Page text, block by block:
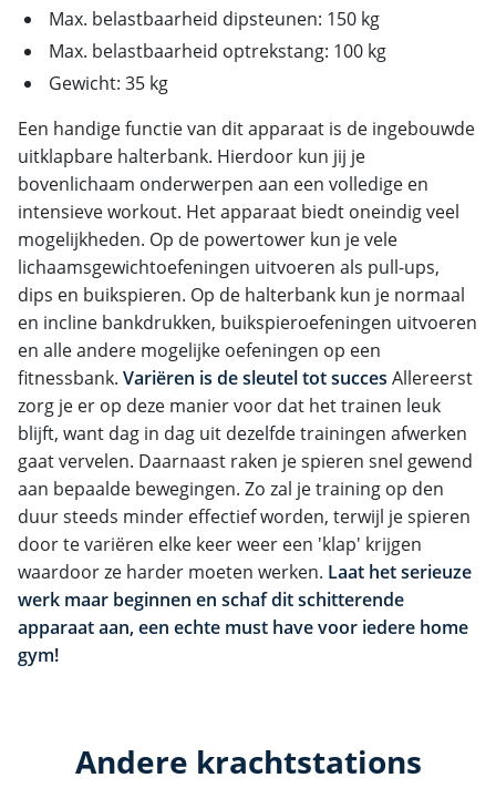
Max. belastbaarheid dipsteunen: 150 kg
Max. belastbaarheid optrekstang: 100 kg
Gewicht: 35 kg
Een handige functie van dit apparaat is de ingebouwde
uitklapbare halterbank. Hierdoor kun jij je
bovenlichaam onderwerpen aan een volledige en
intensieve workout. Het apparaat biedt oneindig veel
mogelijkheden. Op de powertower kun je vele
lichaamsgewichtoefeningen uitvoeren als pull-ups,
dips en buikspieren. Op de halterbank kun je normaal
en incline bankdrukken, buikspieroefeningen uitvoeren
en alle andere mogelijke oefeningen op een
fitnessbank. Variëren is de sleutel tot succes Allereerst
zorg je er op deze manier voor dat het trainen leuk
blijft, want dag in dag uit dezelfde trainingen afwerken
gaat vervelen. Daarnaast raken je spieren snel gewend
aan bepaalde bewegingen. Zo zal je training op den
duur steeds minder effectief worden, terwijl je spieren
door te variëren elke keer weer een 'klap' krijgen
waardoor ze harder moeten werken. Laat het serieuze
werk maar beginnen en schaf dit schitterende
apparaat aan, een echte must have voor iedere home
gym!
Andere krachtstations